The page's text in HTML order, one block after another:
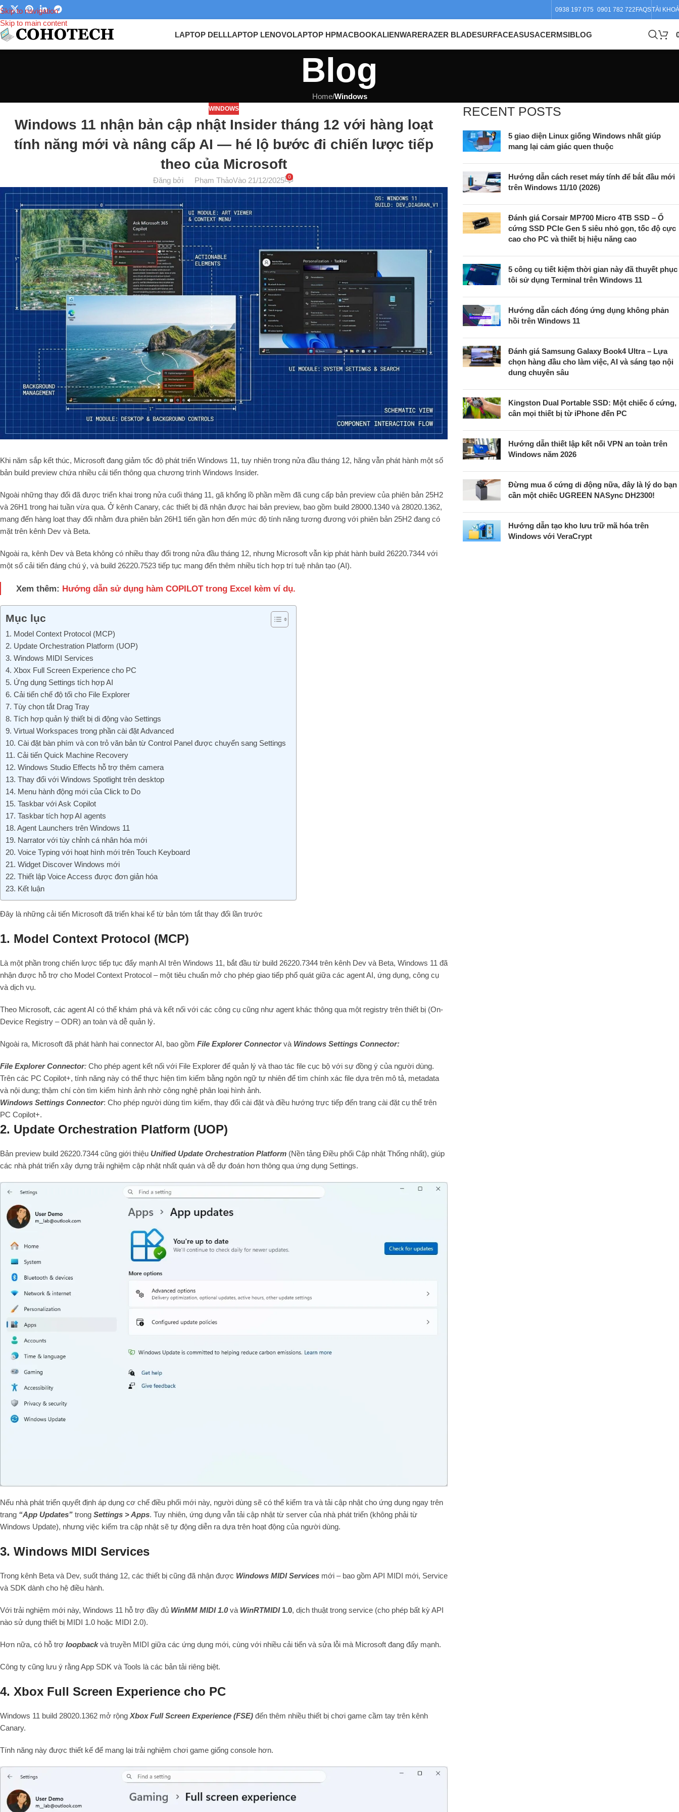
Skip to navigation
Skip to main content
0938 197 075 0901 782 722 FAQSTÀI
LAPTOP DELLLAPTOP LENOVOLAPTOP HPMACBOOKALIENWARERAZER BLADESURFACEASUSACERMSIBLOG
Blog
Home/Windows
WINDOWS
Windows 11 nhận bản cập nhật Insider tháng 12 với hàng loạt
tính năng mới và nâng cấp AI — hé lộ bước đi chiến lược tiếp
theo của Microsoft
Đăng bởi Phạm ThảoVào 21/12/2025 0
Khi năm sắp kết thúc, Microsoft đang giảm tốc độ phát triển Windows 11, tuy nhiên trong nửa đầu tháng 12, hãng vẫn phát hành một số
bản build preview chứa nhiều cải tiến thông qua chương trình Windows Insider.
Ngoài những thay đổi đã được triển khai trong nửa cuối tháng 11, gã khổng lồ phần mềm đã cung cấp bản preview của phiên bản 25H2
và 26H1 trong hai tuần vừa qua. Ở kênh Canary, các thiết bị đã nhận được hai bản preview, bao gồm build 28000.1340 và 28020.1362,
mang đến hàng loạt thay đổi nhằm đưa phiên bản 26H1 tiến gần hơn đến mức độ tính năng tương đương với phiên bản 25H2 đang có
mặt trên kênh Dev và Beta.
Ngoài ra, kênh Dev và Beta không có nhiều thay đổi trong nửa đầu tháng 12, nhưng Microsoft vẫn kịp phát hành build 26220.7344 với
một số cải tiến đáng chú ý, và build 26220.7523 tiếp tục mang đến thêm nhiều tích hợp trí tuệ nhân tạo (AI).
Xem thêm: Hướng dẫn sử dụng hàm COPILOT trong Excel kèm ví dụ.
Mục lục
1. Model Context Protocol (MCP)
2. Update Orchestration Platform (UOP)
3. Windows MIDI Services
4. Xbox Full Screen Experience cho PC
5. Ứng dụng Settings tích hợp AI
6. Cải tiến chế độ tối cho File Explorer
7. Tùy chọn tắt Drag Tray
8. Tích hợp quản lý thiết bị di động vào Settings
9. Virtual Workspaces trong phần cài đặt Advanced
10. Cài đặt bàn phím và con trỏ văn bản từ Control Panel được chuyển sang Settings
11. Cải tiến Quick Machine Recovery
12. Windows Studio Effects hỗ trợ thêm camera
13. Thay đổi với Windows Spotlight trên desktop
14. Menu hành động mới của Click to Do
15. Taskbar với Ask Copilot
17. Taskbar tích hợp AI agents
18. Agent Launchers trên Windows 11
19. Narrator với tùy chỉnh cá nhân hóa mới
20. Voice Typing với hoạt hình mới trên Touch Keyboard
21. Widget Discover Windows mới
22. Thiết lập Voice Access được đơn giản hóa
23. Kết luận
Đây là những cải tiến Microsoft đã triển khai kể từ bản tóm tắt thay đổi lần trước
1. Model Context Protocol (MCP)
Là một phần trong chiến lược tiếp tục đẩy mạnh AI trên Windows 11, bắt đầu từ build 26220.7344 trên kênh Dev và Beta, Windows 11 đã
nhận được hỗ trợ cho Model Context Protocol – một tiêu chuẩn mở cho phép giao tiếp phổ quát giữa các agent AI, ứng dụng, công cụ
và dịch vụ.
Theo Microsoft, các agent AI có thể khám phá và kết nối với các công cụ cũng như agent khác thông qua một registry trên thiết bị (On-
Device Registry – ODR) an toàn và dễ quản lý.
Ngoài ra, Microsoft đã phát hành hai connector AI, bao gồm File Explorer Connectorvà Windows Settings Connector:
File Explorer Connector: Cho phép agent kết nối với File Explorer để quản lý và thao tác file cục bộ với sự đồng ý của người dùng.
Trên các PC Copilot+, tính năng này có thể thực hiện tìm kiếm bằng ngôn ngữ tự nhiên để tìm chính xác file dựa trên mô tả, metadata
và nội dung; thậm chí còn tìm kiếm hình ảnh nhờ công nghệ phân loại hình ảnh.
Windows Settings Connector: Cho phép người dùng tìm kiếm, thay đổi cài đặt và điều hướng trực tiếp đến trang cài đặt cụ thể trên
PC Copilot+.
2. Update Orchestration Platform (UOP)
Bản preview build 26220.7344 cũng giới thiệu Unified Update Orchestration Platform (Nền tảng Điều phối Cập nhật Thống nhất), giúp
các nhà phát triển xây dựng trải nghiệm cập nhật nhất quán và dễ dự đoán hơn thông qua ứng dụng Settings.
Nếu nhà phát triển quyết định áp dụng cơ chế điều phối mới này, người dùng sẽ có thể kiểm tra và tải cập nhật cho ứng dụng ngay trên
trang “App Updates” trong Settings > Apps. Tuy nhiên, ứng dụng vẫn tải cập nhật từ server của nhà phát triển (không phải từ
Windows Update), nhưng việc kiểm tra cập nhật sẽ tự động diễn ra dựa trên hoạt động của người dùng.
3. Windows MIDI Services
Trong kênh Beta và Dev, suốt tháng 12, các thiết bị cũng đã nhận được Windows MIDI Services mới – bao gồm API MIDI mới, Service
và SDK dành cho hệ điều hành.
Với trải nghiệm mới này, Windows 11 hỗ trợ đầy đủ WinMM MIDI 1.0và WinRTMIDI1.0, dịch thuật trong service (cho phép bất kỳ API
nào sử dụng thiết bị MIDI 1.0 hoặc MIDI 2.0).
Hơn nữa, có hỗ trợ loopbackvà truyền MIDI giữa các ứng dụng mới, cùng với nhiều cải tiến và sửa lỗi mà Microsoft đang đẩy mạnh.
Công ty cũng lưu ý rằng App SDK và Tools là các bản tải riêng biệt.
4. Xbox Full Screen Experience cho PC
Windows 11 build 28020.1362 mở rộng Xbox Full Screen Experience (FSE) đến thêm nhiều thiết bị chơi game cầm tay trên kênh
Canary.
Tính năng này được thiết kế để mang lại trải nghiệm chơi game giống console hơn.
RECENT POSTS
5 giao diện Linux giống Windows nhất giúp
mang lại cảm giác quen thuộc
Hướng dẫn cách reset máy tính để bắt đầu mới
trên Windows 11/10 (2026)
Đánh giá Corsair MP700 Micro 4TB SSD – Ổ
cứng SSD PCIe Gen 5 siêu nhỏ gọn, tốc độ cực
cao cho PC và thiết bị hiệu năng cao
5 công cụ tiết kiệm thời gian này đã thuyết phục
tôi sử dụng Terminal trên Windows 11
Hướng dẫn cách đóng ứng dụng không phản
hồi trên Windows 11
Đánh giá Samsung Galaxy Book4 Ultra – Lựa
chọn hàng đầu cho làm việc, AI và sáng tạo nội
dung chuyên sâu
Kingston Dual Portable SSD: Một chiếc ổ cứng,
cân mọi thiết bị từ iPhone đến PC
Hướng dẫn thiết lập kết nối VPN an toàn trên
Windows năm 2026
Đừng mua ổ cứng di động nữa, đây là lý do bạn
cần một chiếc UGREEN NASync DH2300!
Hướng dẫn tạo kho lưu trữ mã hóa trên
Windows với VeraCrypt